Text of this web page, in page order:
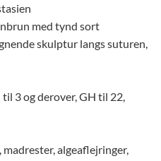
med tynd sort
skulptur langs suturen,
3 og derover, GH til 22,
algeaflejringer,